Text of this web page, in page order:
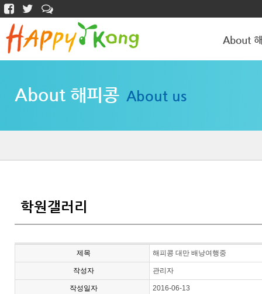
About
About 해피콩 About us
학원갤러리
제목 해피콩 대만 배낭여행중
작성자 관리자
작성일자 2016-06-13